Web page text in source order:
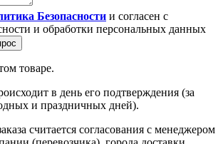
Безопасности и согласен с
и обработки персональных данных
товаре.
в день его подтверждения (за
и праздничных дней).
считается согласования с менеджером